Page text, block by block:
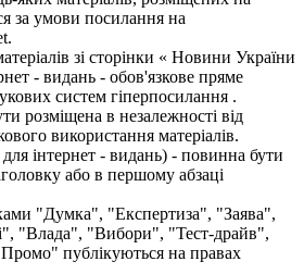
за умови посилання на
зі сторінки « Новини України
- видань - обов'язкове пряме
систем гіперпосилання .
розміщена в незалежності від
використання матеріалів.
інтернет - видань) - повинна бути
або в першому абзаці
"Думка", "Експертиза", "Заява",
"Влада", "Вибори", "Тест-драйв",
публікуються на правах